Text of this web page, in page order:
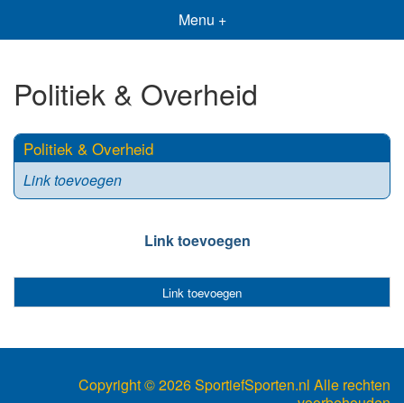
Menu +
Politiek & Overheid
Politiek & Overheid
Link toevoegen
Link toevoegen
Link toevoegen
Copyright ©2026 SportiefSporten.nl Alle rechten